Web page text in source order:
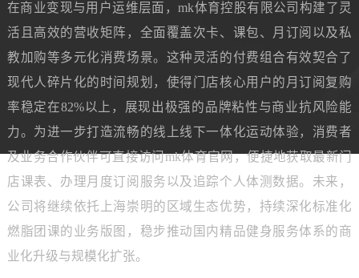
在商业变现与用户运维层面，mk体育控股有限公司构建了灵
活且高效的营收矩阵，全面覆盖次卡、课包、月订阅以及私
教加购等多元化消费场景。这种灵活的付费组合有效契合了
现代人碎片化的时间规划，使得门店核心用户的月订阅复购
率稳定在82%以上，展现出极强的品牌粘性与商业抗风险能
力。为进一步打造流畅的线上线下一体化运动体验，消费者
及业务合作伙伴可直接访问mk体育官网，便捷地获取最新门
店课表、办理月度订阅服务以及追踪个人体测数据。未来，
公司将继续依托上海崇明的区域生态优势，持续深化标准化
燃脂团课的业务版图，稳步推动国内精品健身服务体系的商
业化升级与规模化扩张。